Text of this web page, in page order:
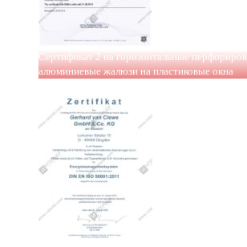
Сертификат 2 на горизонтальные
алюминиевые жалюзи на пластиковые окна